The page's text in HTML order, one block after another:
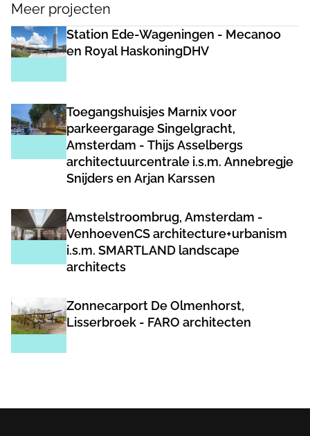
Meer projecten
Station Ede-Wageningen - Mecanoo
en Royal HaskoningDHV
Toegangshuisjes Marnix voor
parkeergarage Singelgracht,
Amsterdam - Thijs Asselbergs
architectuurcentrale i.s.m. Annebregje
Snijders en Arjan Karssen
Amstelstroombrug, Amsterdam -
VenhoevenCS architecture+urbanism
i.s.m. SMARTLAND landscape
architects
Zonnecarport De Olmenhorst,
Lisserbroek - FARO architecten